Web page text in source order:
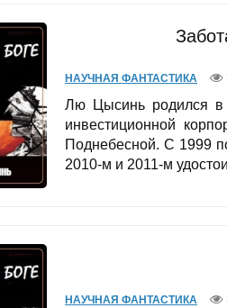
НАУЧНАЯ ФАНТАСТИКА
Лю Цысинь родился в
инвестиционной
Поднебесной. С 1999
2010-м и 2011-м
НАУЧНАЯ ФАНТАСТИКА